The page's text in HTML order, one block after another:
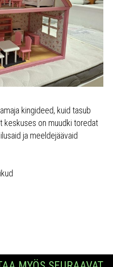
kingideed, kuid tasub
keskuses on muudki toredat
ja meeldejäävaid